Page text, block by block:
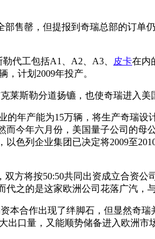
售罄，但提报到奇瑞总部的订单
代工包括A1、A2、A3、 皮卡在内
计划2009年投产。
斯勒分道扬镳，也使奇瑞进入美
年产能为15万辆，将生产奇瑞设
而今年六月份，美国量子公司的
色列企业集团已决定将2009至
方将按50:50共同出资成立合资公
之的是这家欧洲公司花落广汽，
合作出现了绊脚石，但显然奇瑞
口量，又能顺势储备进入欧洲市